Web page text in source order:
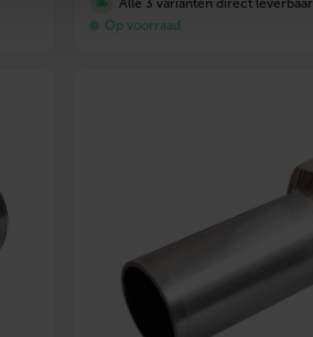
Alle 3 varianten direct leverbaar
Op voorraad